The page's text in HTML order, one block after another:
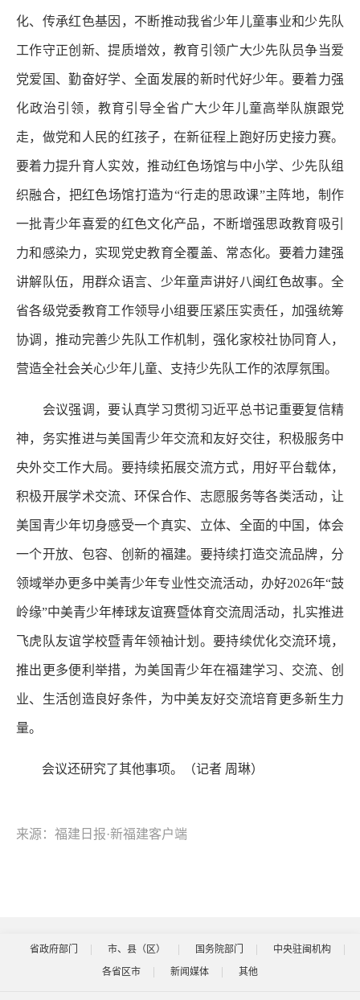
化、传承红色基因，不断推动我省少年儿童事业和少先队
工作守正创新、提质增效，教育引领广大少先队员争当爱
党爱国、勤奋好学、全面发展的新时代好少年。要着力强
化政治引领，教育引导全省广大少年儿童高举队旗跟党
走，做党和人民的红孩子，在新征程上跑好历史接力赛。
要着力提升育人实效，推动红色场馆与中小学、少先队组
织融合，把红色场馆打造为“行走的思政课”主阵地，制作
一批青少年喜爱的红色文化产品，不断增强思政教育吸引
力和感染力，实现党史教育全覆盖、常态化。要着力建强
讲解队伍，用群众语言、少年童声讲好八闽红色故事。全
省各级党委教育工作领导小组要压紧压实责任，加强统筹
协调，推动完善少先队工作机制，强化家校社协同育人，
营造全社会关心少年儿童、支持少先队工作的浓厚氛围。
会议强调，要认真学习贯彻习近平总书记重要复信精
神，务实推进与美国青少年交流和友好交往，积极服务中
央外交工作大局。要持续拓展交流方式，用好平台载体，
积极开展学术交流、环保合作、志愿服务等各类活动，让
美国青少年切身感受一个真实、立体、全面的中国，体会
一个开放、包容、创新的福建。要持续打造交流品牌，分
领域举办更多中美青少年专业性交流活动，办好2026年“鼓
岭缘”中美青少年棒球友谊赛暨体育交流周活动，扎实推进
飞虎队友谊学校暨青年领袖计划。要持续优化交流环境，
推出更多便利举措，为美国青少年在福建学习、交流、创
业、生活创造良好条件，为中美友好交流培育更多新生力
量。
会议还研究了其他事项。（记者 周琳）
来源：福建日报·新福建客户端
省政府部门 市、县（区） 国务院部门
中央驻闽机构
各省区市
新闻媒体 其他